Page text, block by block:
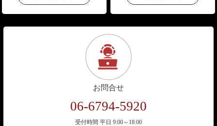
お問合せ
06-6794-5920
受付時間 平日 9:00～18:00